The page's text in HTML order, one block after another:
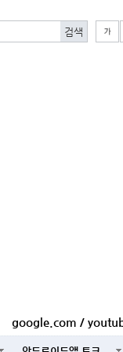
google.com /